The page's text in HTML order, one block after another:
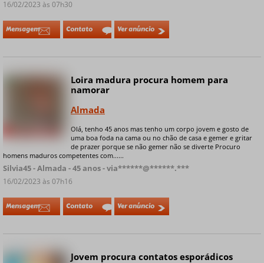
16/02/2023 às 07h30
Mensagem Contato Ver anúncio
Online
Loira madura procura homem para
namorar
Almada
Olá, tenho 45 anos mas tenho um corpo jovem e gosto de
uma boa foda na cama ou no chão de casa e gemer e gritar
de prazer porque se não gemer não se diverte Procuro
homens maduros competentes com......
Silvia45 - Almada - 45 anos - via******@******.***
16/02/2023 às 07h16
Mensagem Contato Ver anúncio
Jovem procura contatos esporádicos